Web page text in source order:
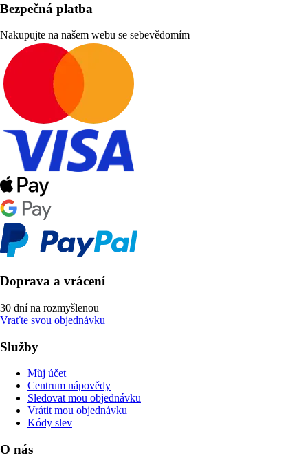
Bezpečná platba
Nakupujte na našem webu se sebevědomím
Doprava a vrácení
30 dní na rozmyšlenou
Vraťte svou objednávku
Služby
Můj účet
Centrum nápovědy
Sledovat mou objednávku
Vrátit mou objednávku
Kódy slev
O nás